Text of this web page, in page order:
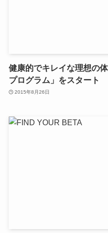
健康的でキレイな理想の
プログラム」をスタート
2015年8月26日